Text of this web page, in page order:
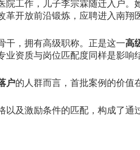
作，儿子李宗霖随迁入户。
革开放前沿锻炼，应聘进入南翔
，拥有高级职称。正是这一高
业资质与岗位匹配度同样是影响
户的人群而言，首批案例的价值
激励条件的匹配，构成了通